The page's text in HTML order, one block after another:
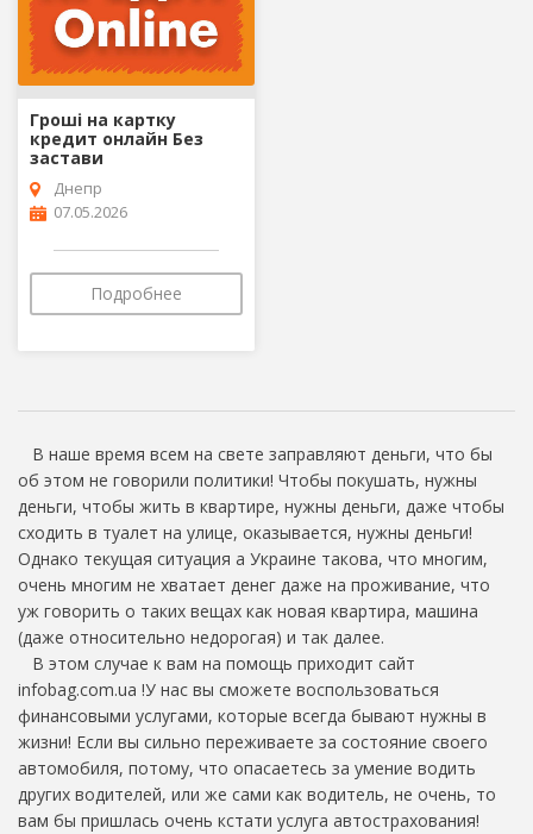
Гроші на картку
кредит онлайн Без
застави
Днепр
07.05.2026
Подробнее
В наше время всем на свете заправляют деньги, что бы
об этом не говорили политики! Чтобы покушать, нужны
деньги, чтобы жить в квартире, нужны деньги, даже чтобы
сходить в туалет на улице, оказывается, нужны деньги!
Однако текущая ситуация а Украине такова, что многим,
очень многим не хватает денег даже на проживание, что
уж говорить о таких вещах как новая квартира, машина
(даже относительно недорогая) и так далее.
В этом случае к вам на помощь приходит сайт
infobag.com.ua !У нас вы сможете воспользоваться
финансовыми услугами, которые всегда бывают нужны в
жизни! Если вы сильно переживаете за состояние своего
автомобиля, потому, что опасаетесь за умение водить
других водителей, или же сами как водитель, не очень, то
вам бы пришлась очень кстати услуга автострахования!